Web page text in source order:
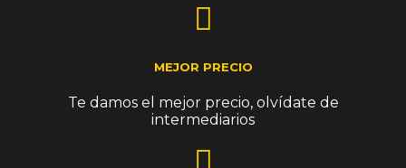
MEJOR PRECIO
Te damos el mejor precio, olvídate de
intermediarios